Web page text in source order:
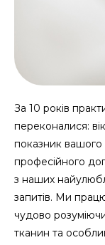
За 10 років
переконалися:
показник вашого
професійного
з наших
запитів. Ми
чудово розуміючи
тканин та